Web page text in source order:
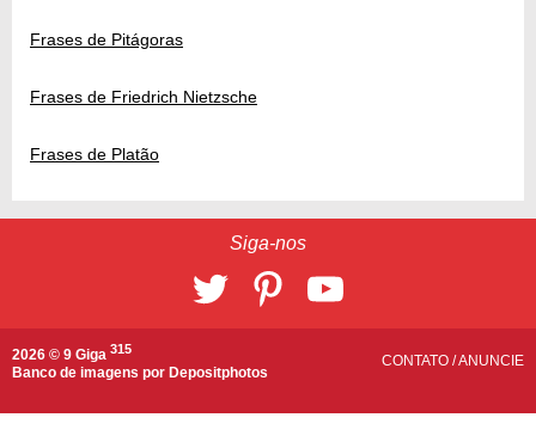
Frases de Pitágoras
Frases de Friedrich Nietzsche
Frases de Platão
Siga-nos
2026 © 9 Giga 315
Banco de imagens por Depositphotos
CONTATO /ANUNCIE